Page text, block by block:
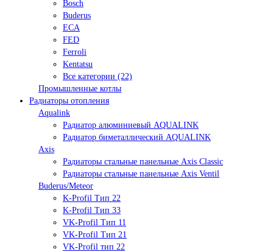
Bosch
Buderus
ECA
FED
Ferroli
Kentatsu
Все категории (22)
Промышленные котлы
Радиаторы отопления
Aqualink
Радиатор алюминиевый AQUALINK
Радиатор биметаллический AQUALINK
Axis
Радиаторы стальные панельные Axis Classic
Радиаторы стальные панельные Axis Ventil
Buderus/Meteor
K-Profil Тип 22
K-Profil Тип 33
VK-Profil Тип 11
VK-Profil Тип 21
VK-Profil тип 22